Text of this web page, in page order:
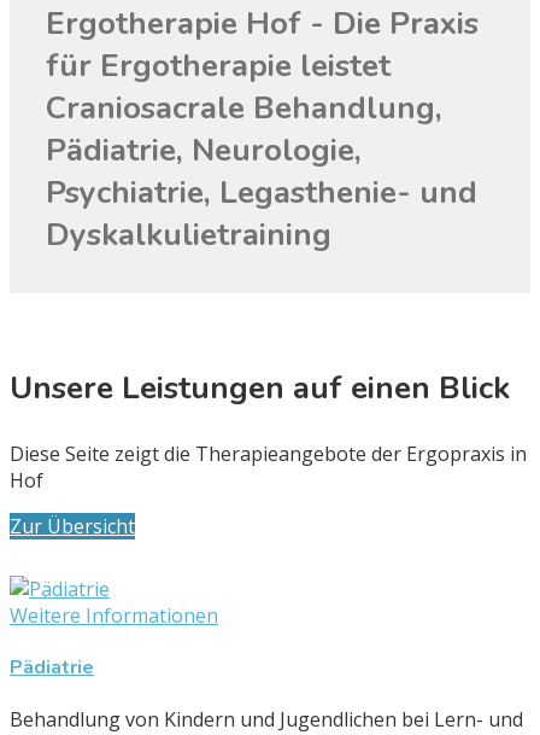
Ergotherapie Hof - Die Praxis
für Ergotherapie leistet
Craniosacrale Behandlung,
Pädiatrie, Neurologie,
Psychiatrie, Legasthenie- und
Dyskalkulietraining
Unsere Leistungen auf einen Blick
Diese Seite zeigt die Therapieangebote der Ergopraxis in
Hof
Zur Übersicht
Weitere Informationen
Pädiatrie
Behandlung von Kindern und Jugendlichen bei Lern- und